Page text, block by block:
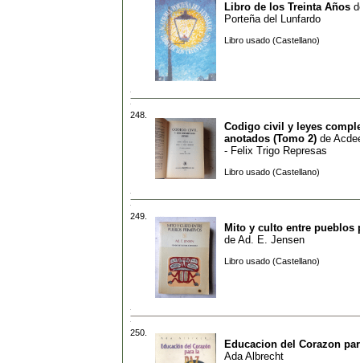
Libro de los Treinta Años
Porteña del Lunfardo
Libro usado (Castellano)
248.
Codigo civil y leyes
anotados (Tomo 2) de
- Felix Trigo Represas
Libro usado (Castellano)
249.
Mito y culto entre pueblos
de Ad. E. Jensen
Libro usado (Castellano)
250.
Educacion del Corazon
Ada Albrecht